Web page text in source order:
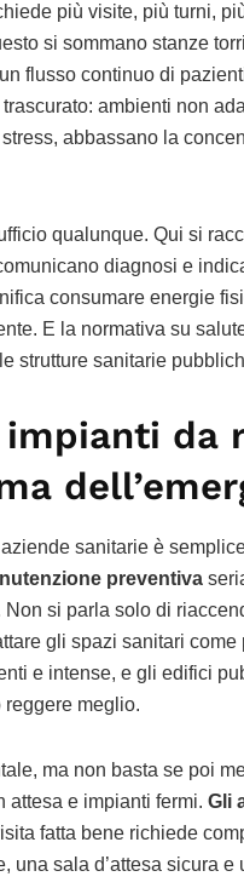
più visite, più turni,
si sommano stanze
flusso continuo di
ambienti non
abbassano la
qualunque. Qui si
diagnosi e
consumare energie
E la normativa su
strutture sanitarie
impianti da
sanitarie è
preventiva
si parla solo di
gli spazi sanitari come
e intense, e gli edifici
meglio.
ma non basta se poi
attesa e impianti fermi. Gli
fatta bene richiede
una sala d’attesa sicura e